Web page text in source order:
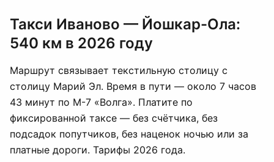
Такси Иваново — Йошкар-Ола:
540 км в 2026 году
Маршрут связывает текстильную столицу с
столицу Марий Эл. Время в пути — около 7 часов
43 минут по М-7 «Волга». Платите по
фиксированной таксе — без счётчика, без
подсадок попутчиков, без наценок ночью или за
платные дороги. Тарифы 2026 года.